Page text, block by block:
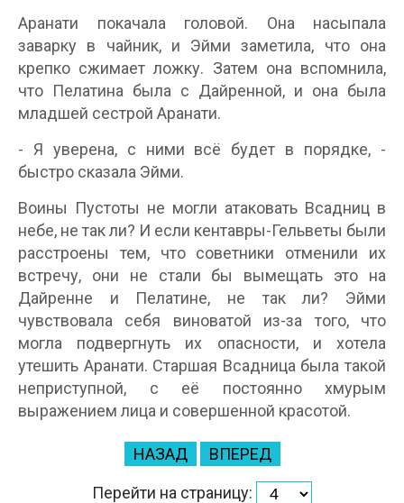
Аранати покачала головой. Она насыпала
заварку в чайник, и Эйми заметила, что она
крепко сжимает ложку. Затем она вспомнила,
что Пелатина была с Дайренной, и она была
младшей сестрой Аранати.
- Я уверена, с ними всё будет в порядке, -
быстро сказала Эйми.
Воины Пустоты не могли атаковать Всадниц в
небе, не так ли? И если кентавры-Гельветы были
расстроены тем, что советники отменили их
встречу, они не стали бы вымещать это на
Дайренне и Пелатине, не так ли? Эйми
чувствовала себя виноватой из-за того, что
могла подвергнуть их опасности, и хотела
утешить Аранати. Старшая Всадница была такой
неприступной, с её постоянно хмурым
выражением лица и совершенной красотой.
НАЗАД ВПЕРЕД
Перейти на страницу: